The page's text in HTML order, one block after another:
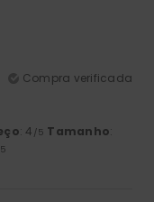
Compra verificada
: 4 /5 Tamanho: